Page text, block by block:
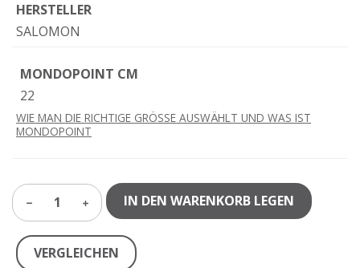
HERSTELLER
SALOMON
MONDOPOINT CM
22
WIE MAN DIE RICHTIGE GRÖSSE AUSWÄHLT UND WAS IST
MONDOPOINT
1 IN DEN WARENKORB LEGEN
VERGLEICHEN